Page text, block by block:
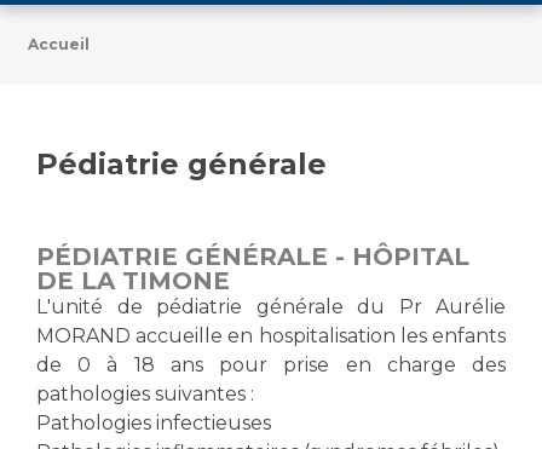
Tarifs
Vous allez être hospitalisé(e)
Vous avez un examen d'imagerie ou de radiologie
à réaliser
Vous avez une analyse à réaliser
Vous venez en consultation
myaphm, votre espace santé en ligne
Infos COVID-19
Emploi / formation
Emplois administratifs
Emplois médicaux
Espace Formation
Étudiants hospitaliers
Emplois techniques et médico-techniques
Emplois divers
Accueil
Pédiatrie générale
PÉDIATRIE GÉNÉRALE - HÔPITAL
DE LA TIMONE
L'unité de pédiatrie générale du Pr Aurélie
MORAND accueille en hospitalisation les enfants
de 0 à 18 ans pour prise en charge des
pathologies suivantes :
Pathologies infectieuses